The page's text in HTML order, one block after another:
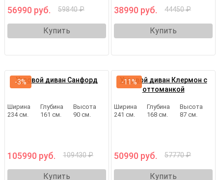
56990 руб. 59840 ₽
Купить
38990 руб. 44450 ₽
Купить
Угловой диван Санфорд
Ширина
234 см.
Глубина
161 см.
Высота
90 см.
105990 руб. 109430 ₽
Купить
-3%
Угловой диван Клермон с
оттоманкой
Ширина
241 см.
Глубина
168 см.
Высота
87 см.
50990 руб. 57770 ₽
Купить
-11%